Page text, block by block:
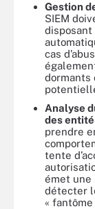
Gestion
SIEM
disposant
cas
dormants
Analyse
des
prendre
tente
émet une
détecter
« fantôme